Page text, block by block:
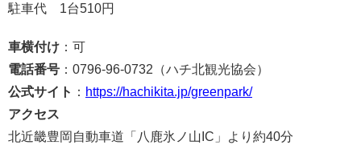
駐車代 1台510円
車横付け ：可
電話番号 ：0796-96-0732（ハチ北観光協会）
公式サイト ： https://hachikita.jp/greenpark/
アクセス
北近畿豊岡自動車道「八鹿氷ノ山IC」より約40分